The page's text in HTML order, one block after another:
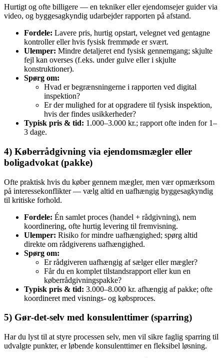
Hurtigt og ofte billigere — en tekniker eller ejendomsejer guider via
video, og byggesagkyndig udarbejder rapporten på afstand.
Fordele: Lavere pris, hurtig opstart, velegnet ved gentagne
kontroller eller hvis fysisk fremmøde er svært.
Ulemper: Mindre detaljeret end fysisk gennemgang; skjulte
fejl kan overses (f.eks. under gulve eller i skjulte
konstruktioner).
Spørg om:
Hvad er begrænsningerne i rapporten ved digital
inspektion?
Er der mulighed for at opgradere til fysisk inspektion,
hvis der findes usikkerheder?
Typisk pris & tid: 1.000–3.000 kr.; rapport ofte inden for 1–
3 dage.
4) Køberrådgivning via ejendomsmægler eller
boligadvokat (pakke)
Ofte praktisk hvis du køber gennem mægler, men vær opmærksom
på interessekonflikter — vælg altid en uafhængig byggesagkyndig
til kritiske forhold.
Fordele: Én samlet proces (handel + rådgivning), nem
koordinering, ofte hurtig levering til fremvisning.
Ulemper: Risiko for mindre uafhængighed; spørg altid
direkte om rådgiverens uafhængighed.
Spørg om:
Er rådgiveren uafhængig af sælger eller mægler?
Får du en komplet tilstandsrapport eller kun en
køberrådgivningspakke?
Typisk pris & tid: 3.000–8.000 kr. afhængig af pakke; ofte
koordineret med visnings- og købsproces.
5) Gør‑det‑selv med konsulenttimer (sparring)
Har du lyst til at styre processen selv, men vil sikre faglig sparring til
udvalgte punkter, er løbende konsulenttimer en fleksibel løsning.